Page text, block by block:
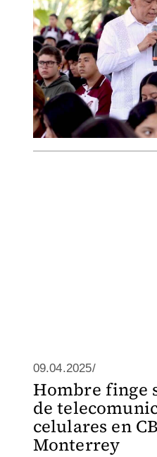
09.04.2025/
Hombre finge
de
celulares en
Monterrey